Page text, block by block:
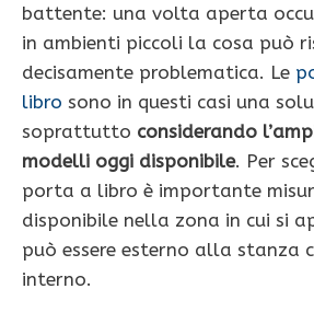
battente: una volta aperta
in ambienti piccoli la cosa può
decisamente problematica. Le
libro sono in questi casi una
soprattutto considerando
modelli oggi disponibile. Per
porta a libro è importante
disponibile nella zona in cui si
può essere esterno alla stanza
interno.